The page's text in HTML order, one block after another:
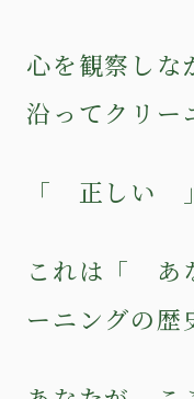
心を観察しな
沿ってクリー
「 正しい
これは「 あ
ーニングの歴